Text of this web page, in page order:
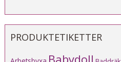
PRODUKTETIKETTER
Babydoll